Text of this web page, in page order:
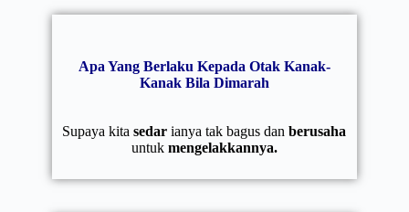
Apa Yang Berlaku Kepada Otak Kanak-
Kanak Bila Dimarah
Supaya kitasedar ianya tak bagus danberusaha
untuk mengelakkannya.